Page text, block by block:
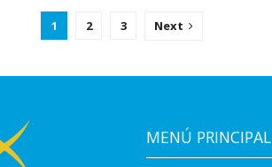
1 2 3 Next
MENÚ PRINCIPAL